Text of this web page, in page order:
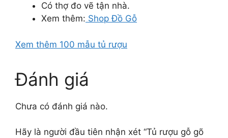
Có thợ đo vẽ tận nhà.
Xem thêm: Shop Đồ Gỗ
Xem thêm 100 mẫu tủ rượu
Đánh giá
Chưa có đánh giá nào.
Hãy là người đầu tiên nhận xét “Tủ rượu gỗ gõ